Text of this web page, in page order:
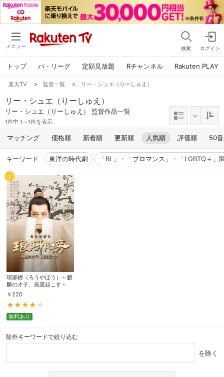
メニュー 検索 ログイン
トップ パ・リーグ 定額見放題 Rチャンネル Rakuten PLAY
楽天TV > 監督一覧 > リー・シュエ（りーしゅえ）
リー・シュエ（りーしゅえ）
リー・シュエ（りーしゅえ） 監督作品一覧
1件中 1～1件を表示
マッチング 価格順 新着順 更新順 人気順 評価順 50
キーワード 東洋の時代劇 「BL」・「ブロマンス」・「LGBTQ＋」
1
琅琊榜（ろうやぼう）～麒
麟の才子、風雲起こす～
￥ 220
無料あり
除外キーワードで絞り込む
を除く